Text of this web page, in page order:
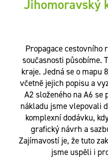
Jihomoravský
Propagace cestovního
současnosti působíme.
kraje. Jedná se o mapu
včetně jejich popisu a
A2 složeného na A6
nákladu jsme vlepovali
komplexní dodávku,
grafický návrh a
Zajímavostí je, že tuto
jsme uspěli i